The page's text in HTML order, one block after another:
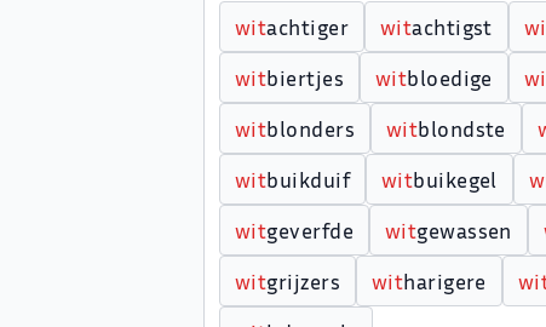
witachtiger witachtigst wi
witbiertjes witbloedige wi
witblonders witblondste
witbuikduif witbuikegel w
witgeverfde witgewassen
witgrijzers witharigere wi